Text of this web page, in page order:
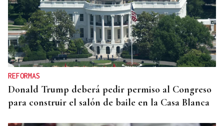
REFORMAS
Donald Trump deberá pedir permiso al Congreso
para construir el salón de baile en la Casa Blanca